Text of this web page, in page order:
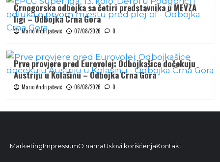
Crnogorska odbojka sa četiri predstavnika u MEVZA
ligi – Odbojka Crna Gora
Mario Andrijašević 07/08/2026 0
Prve provjere pred Eurovolej: Odbojkašice dočekuju
Austriju u Kolašinu – Odbojka Crna Gora
Mario Andrijašević 06/08/2026 0
MarketingImpressumO namaUslovi korišćenjaKontakt